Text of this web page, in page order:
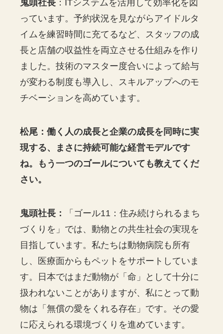
鬼頭社長 ：ITシステムを活用して効率化を図
っています。予約状況を見ながらアイドルタ
イムを練習時間に充てるなど、スタッフの成
長と店舗の収益性を両立させる仕組みを作り
ました。技術のマスター度合いによって給与
が変わる制度も導入し、スキルアップへのモ
チベーションを高めています。
松尾：働く人の成長と企業の成長を同時に実
現する、まさに持続可能な経営モデルです
ね。もう一つのゴールについても教えてくだ
さい。
鬼頭社長：
「ゴール11：住み続けられるまち
づくりを」では、動物との共生社会の実現を
目指しています。私たちは動物病院も所有
し、医療面からもペットをサポートしていま
す。日本ではまだ動物が「命」として十分に
扱われないことがありますが、私にとって動
物は「無償の愛をくれる存在」です。その愛
に応えられる環境づくりを進めています。